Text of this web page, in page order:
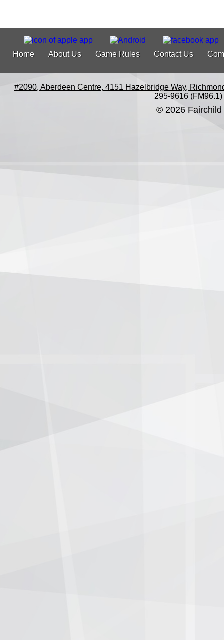
Home About Us Game Rules Contact Us
#2090, Aberdeen Centre, 4151 Hazelbridge Way,
295-9616 (FM96.1)
© 2026 Fairchild